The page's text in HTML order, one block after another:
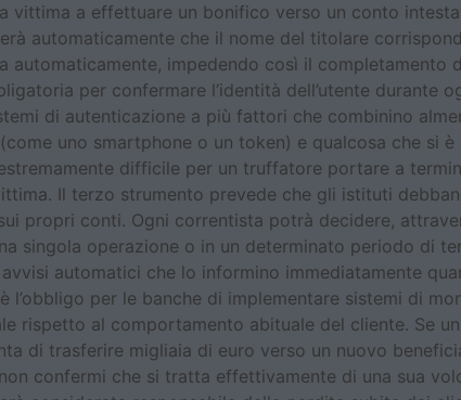
vittima a effettuare un bonifico verso un conto
automaticamente che il nome del titolare
automaticamente, impedendo così il completamento
per confermare l’identità dell’utente durante
di autenticazione a più fattori che combinino
uno smartphone o un token) e qualcosa che si
difficile per un truffatore portare a
Il terzo strumento prevede che gli istituti
propri conti. Ogni correntista potrà decidere,
singola operazione o in un determinato periodo di
automatici che lo informino immediatamente
l’obbligo per le banche di implementare sistemi di
rispetto al comportamento abituale del cliente. Se
di trasferire migliaia di euro verso un nuovo
confermi che si tratta effettivamente di una sua